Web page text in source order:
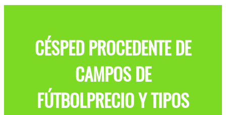
CÉSPED PROCEDENTE DE
CAMPOS DE
FÚTBOLPRECIO Y TIPOS